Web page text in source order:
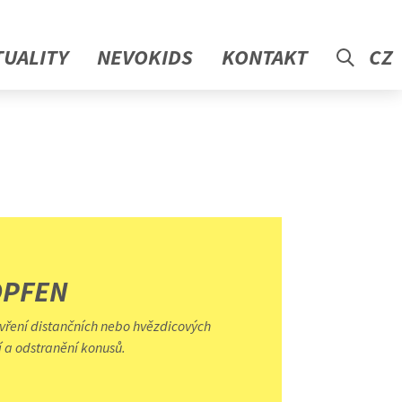
NEVOKIDS KONTAKT CZ
distančních nebo hvězdicových
odstranění konusů.